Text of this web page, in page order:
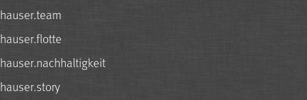
hauser.team
hauser.flotte
hauser.nachhaltigkeit
hauser.story